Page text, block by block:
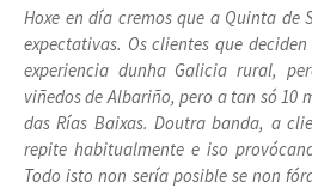
Hoxe en día cremos que a Quinta de
expectativas. Os clientes que
experiencia dunha Galicia rural,
viñedos de Albariño, pero a tan só 10
das Rías Baixas. Doutra banda, a
repite habitualmente e iso
Todo isto non sería posible se non